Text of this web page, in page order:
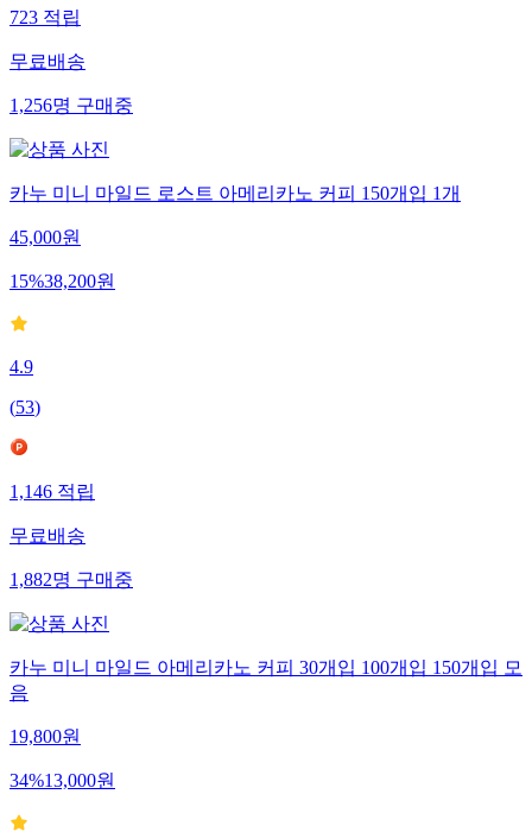
723적립
무료배송
1,256명구매중
카누 미니 마일드 로스트 아메리카노 커피 150개입 1개
45,000원
15%38,200원
4.9
(53)
1,146적립
무료배송
1,882명구매중
카누 미니 마일드 아메리카노 커피 30개입 100개입 150개입 모
음
19,800원
34%13,000원